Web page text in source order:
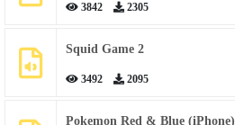
3842 2305
Squid Game 2
3492 2095
Pokemon Red & Blue (iPhone)